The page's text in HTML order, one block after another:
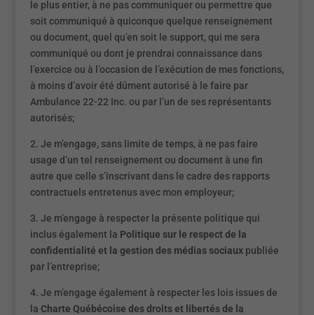
le plus entier, à ne pas communiquer ou permettre que
soit communiqué à quiconque quelque renseignement
ou document, quel qu’en soit le support, qui me sera
communiqué ou dont je prendrai connaissance dans
l’exercice ou à l’occasion de l’exécution de mes fonctions,
à moins d’avoir été dûment autorisé à le faire par
Ambulance 22-22 Inc. ou par l’un de ses représentants
autorisés;
2. Je m’engage, sans limite de temps, à ne pas faire
usage d’un tel renseignement ou document à une fin
autre que celle s’inscrivant dans le cadre des rapports
contractuels entretenus avec mon employeur;
3. Je m’engage à respecter la présente politique qui
inclus également la Politique sur le respect de la
confidentialité et la gestion des médias sociauxpubliée
par l’entreprise;
4. Je m’engage également à respecter les lois issues de
la Charte Québécoise des droits et libertés de la